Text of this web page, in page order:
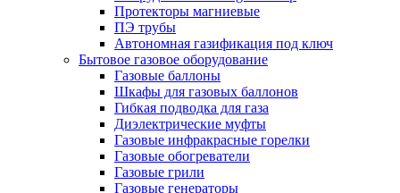
Протекторы магниевые
ПЭ трубы
Автономная газификация под ключ
Бытовое газовое оборудование
Газовые баллоны
Шкафы для газовых баллонов
Гибкая подводка для газа
Диэлектрические муфты
Газовые инфракрасные горелки
Газовые обогреватели
Газовые грили
Газовые генераторы